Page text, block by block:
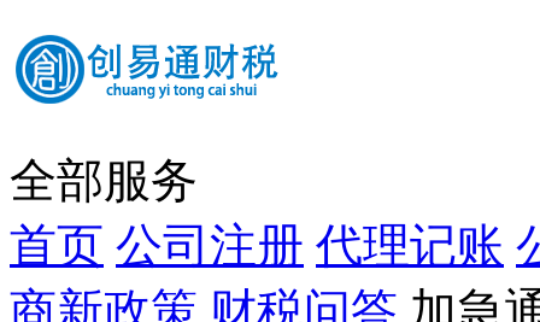
全部服务
首页 公司注册 代理记账
商新政策 财税问答 加急